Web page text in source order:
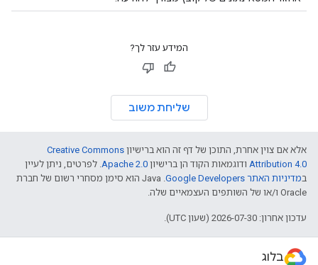
המידע עזר לך?
שליחת משוב
אלא אם צוין אחרת, התוכן של דף זה הוא ברישיון Creative Commons
Attribution 4.0 ודוגמאות הקוד הן ברישיון Apache 2.0. לפרטים, ניתן לעיין
במדיניות האתר Google Developers‏
.‏ Java הוא סימן מסחרי רשום של חברת
Oracle ו/או של השותפים העצמאיים שלה.
עדכון אחרון: 2026-07-30 (שעון UTC).
בלוג